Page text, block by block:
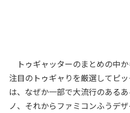
トゥギャッターのまとめの中
注目のトゥギャりを厳選してピ
は、なぜか一部で大流行のある
ノ、それからファミコンふうデ